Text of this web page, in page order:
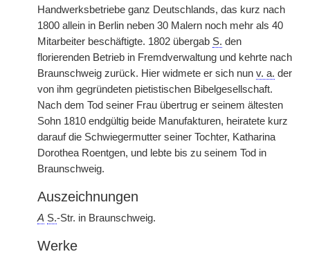
Handwerksbetriebe ganz Deutschlands, das kurz nach
1800 allein in Berlin neben 30 Malern noch mehr als 40
Mitarbeiter beschäftigte. 1802 übergab S. den
florierenden Betrieb in Fremdverwaltung und kehrte nach
Braunschweig zurück. Hier widmete er sich nun v. a. der
von ihm gegründeten pietistischen Bibelgesellschaft.
Nach dem Tod seiner Frau übertrug er seinem ältesten
Sohn 1810 endgültig beide Manufakturen, heiratete kurz
darauf die Schwiegermutter seiner Tochter, Katharina
Dorothea Roentgen, und lebte bis zu seinem Tod in
Braunschweig.
Auszeichnungen
A S.-Str. in Braunschweig.
Werke